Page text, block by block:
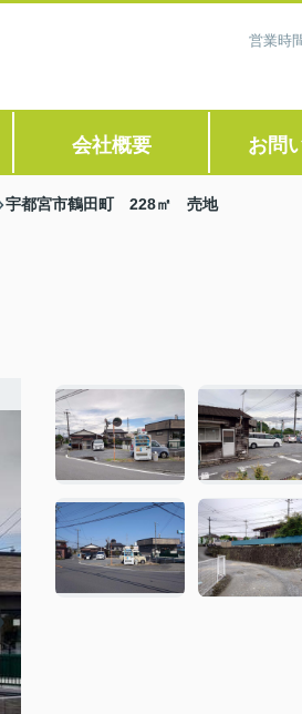
営業時
会社概要 お問
宇都宮市鶴田町 228㎡ 売地